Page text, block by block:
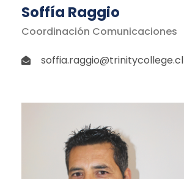
Soffía Raggio
Coordinación Comunicaciones
soffia.raggio@trinitycollege.cl